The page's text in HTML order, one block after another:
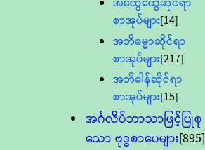
စာအုပ်များ[14]
အဘိဓမ္မာဆိုင်ရာ
စာအုပ်များ[217]
အဘိဓါန်ဆိုင်ရာ
စာအုပ်များ[15]
အင်္ဂလိပ်ဘာသာဖြင့်ပြုစု
သော ဗုဒ္ဓစာပေများ[895]